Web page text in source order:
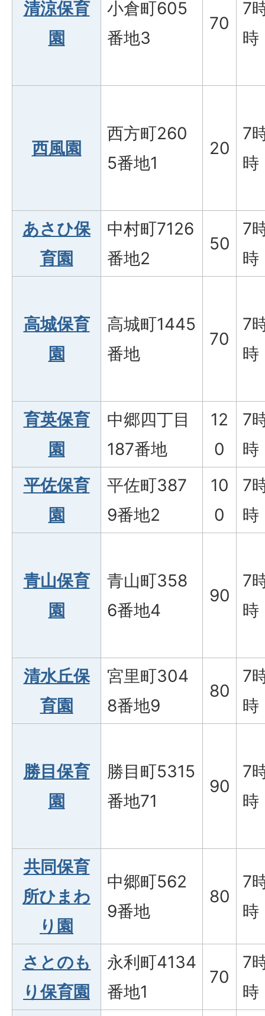
清涼保育
園
小倉町605
番地3
70
7
時
西風園
西方町260
5番地1
20
7
時
あさひ保
育園
中村町7126
番地2
50
7
時
高城保育
園
高城町1445
番地
70
7
時
育英保育
園
中郷四丁目
187番地
12
0
7
時
平佐保育
園
平佐町387
9番地2
10
0
7
時
青山保育
園
青山町358
6番地4
90
7
時
清水丘保
育園
宮里町304
8番地9
80
7
時
勝目保育
園
勝目町5315
番地71
90
7
時
共同保育
所ひまわ
り園
中郷町562
9番地
80
7
時
さとのも
り保育園
永利町4134
番地1
70
7
時